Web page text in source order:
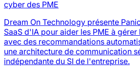
cyber des PME
Dream On Technology présente
SaaS d'IA pour aider les PME à
avec des recommandations
une architecture de communication
indépendante du SI de l'entreprise.